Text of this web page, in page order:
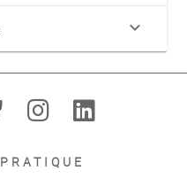
keyboard_arrow_down
PRATIQUE